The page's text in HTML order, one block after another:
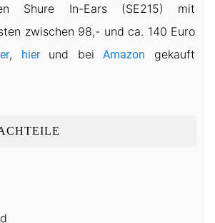
Shure In-Ears (SE215) mit
zwischen 98,- und ca. 140 Euro
, hierund beiAmazon
gekauft